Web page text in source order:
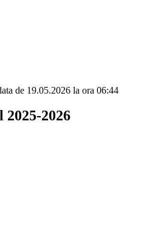
de 19.05.2026 la ora 06:44
2026